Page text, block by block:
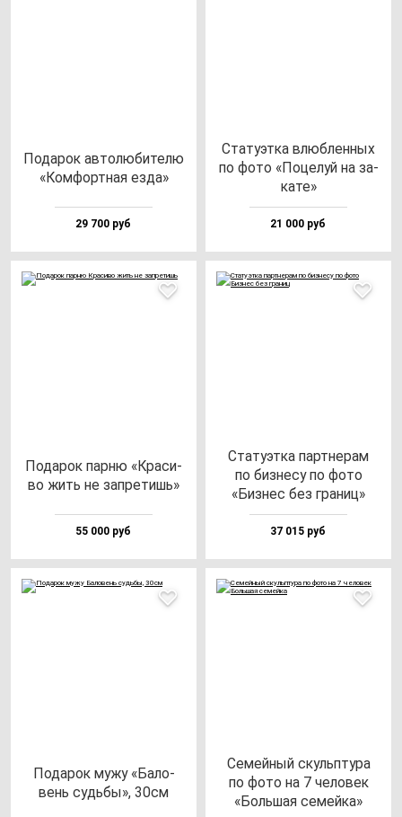
Пода­рок ав­то­лю­би­те­лю
«Ком­фор­тная ез­да»
29 700 руб
Ста­ту­эт­ка влюб­лен­ных
по фо­то «Поце­луй на за­
ка­те»
21 000 руб
Пода­рок пар­ню «Кра­си­
во жить не зап­ре­тишь»
55 000 руб
Ста­ту­эт­ка пар­тне­рам
по биз­не­су по фо­то
«Биз­нес без гра­ниц»
37 015 руб
Пода­рок му­жу «Бало­
вень судь­бы», 30см
Семей­ный скуль­пту­ра
по фо­то на 7 че­ло­век
«Боль­шая се­мей­ка»